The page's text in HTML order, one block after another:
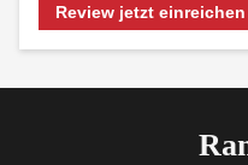
Review jetzt einreichen